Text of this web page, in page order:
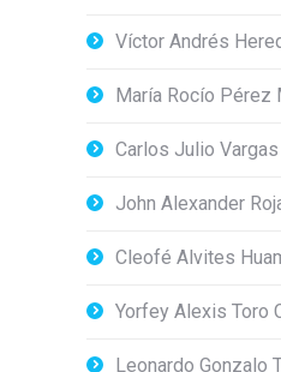
Víctor Andrés
María Rocío Pérez
Carlos Julio
John Alexander
Cleofé Alvites
Yorfey Alexis Toro
Leonardo Gonzalo